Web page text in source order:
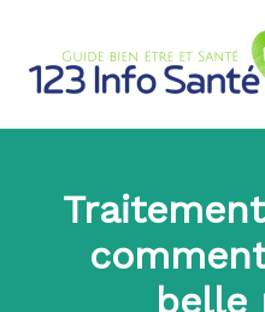
contenu
belle